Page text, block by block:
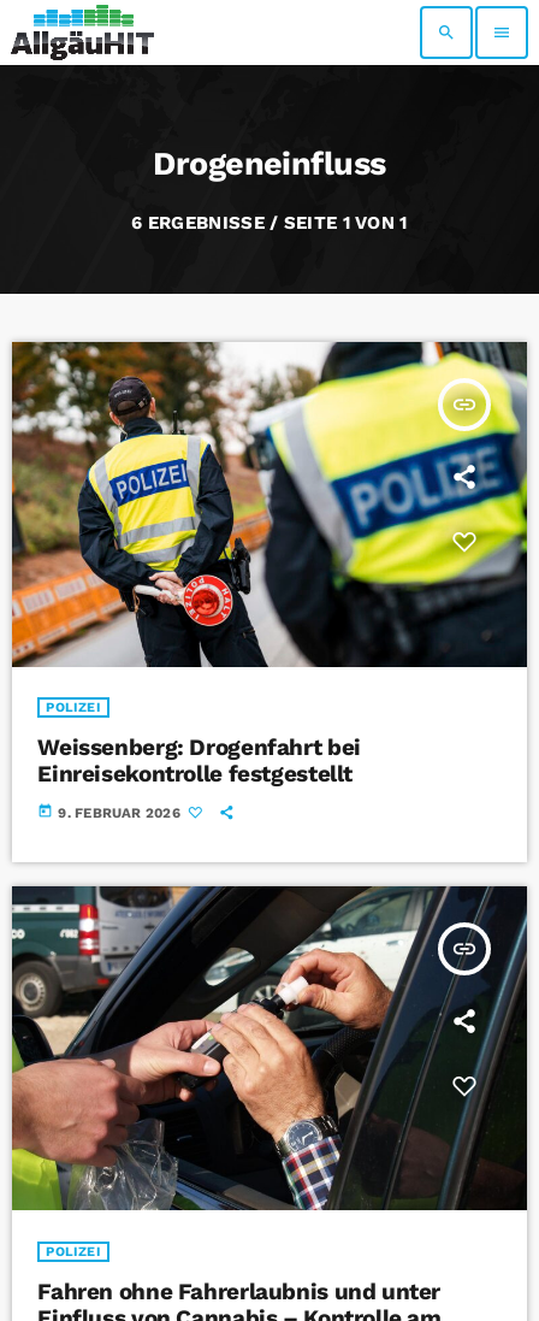
search menu
Drogeneinfluss
6 ERGEBNISSE / SEITE 1 VON 1
insert_link
POLIZEI
Weissenberg: Drogenfahrt bei
Einreisekontrolle festgestellt
today 9. FEBRUAR 2026
insert_link
POLIZEI
Fahren ohne Fahrerlaubnis und unter